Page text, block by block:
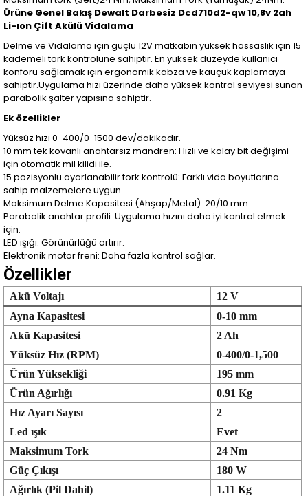
Ürüne Genel Bakış Dewalt Darbesiz Dcd710d2-qw 10,8v 2ah
Li-ıon Çift Akülü Vidalama
Delme ve Vidalama için güçlü 12V matkabın yüksek hassaslık için 15
kademeli tork kontrolüne sahiptir. En yüksek düzeyde kullanıcı
konforu sağlamak için ergonomik kabza ve kauçuk kaplamaya
sahiptir.Uygulama hızı üzerinde daha yüksek kontrol seviyesi sunan
parabolik şalter yapısına sahiptir.
Ek özellikler
Yüksüz hızı 0-400/0-1500 dev/dakikadır.
10 mm tek kovanlı anahtarsız mandren: Hızlı ve kolay bit değişimi
için otomatik mil kilidi ile.
15 pozisyonlu ayarlanabilir tork kontrolü: Farklı vida boyutlarına
sahip malzemelere uygun
Maksimum Delme Kapasitesi (Ahşap/Metal): 20/10 mm
Parabolik anahtar profili: Uygulama hızını daha iyi kontrol etmek
için.
LED ışığı: Görünürlüğü artırır.
Elektronik motor freni: Daha fazla kontrol sağlar.
Özellikler
Akü Voltajı
12 V
Ayna Kapasitesi
0-10 mm
Akü Kapasitesi
2 Ah
Yüksüz Hız (RPM)
0-400/0-1,500
Ürün Yüksekliği
195 mm
Ürün Ağırlığı
0.91 Kg
Hız Ayarı Sayısı
2
Led ışık
Evet
Maksimum Tork
24 Nm
Güç Çıkışı
180 W
Ağırlık (Pil Dahil)
1.11 Kg